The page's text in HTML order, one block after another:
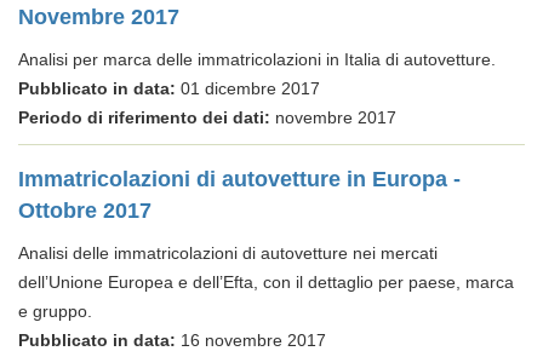
Novembre 2017
Analisi per marca delle immatricolazioni in Italia di autovetture.
Pubblicato in data: 01 dicembre 2017
Periodo di riferimento dei dati: novembre 2017
Immatricolazioni di autovetture in Europa -
Ottobre 2017
Analisi delle immatricolazioni di autovetture nei mercati
dell’Unione Europea e dell’Efta, con il dettaglio per paese, marca
e gruppo.
Pubblicato in data: 16 novembre 2017